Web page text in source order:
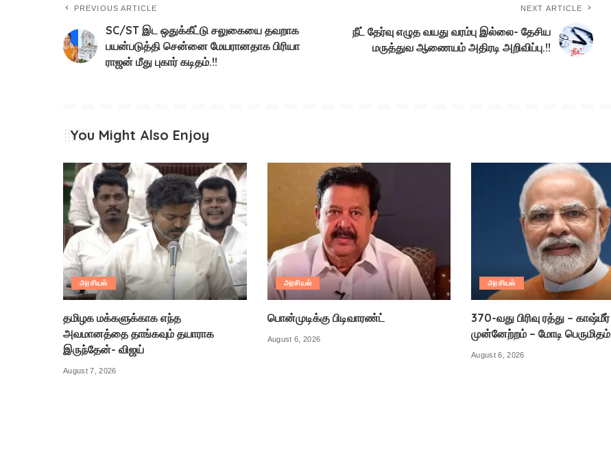
PREVIOUS ARTICLE
SC/ST இட ஒதுக்கீட்டு சலுகையை தவறாக
பயன்படுத்தி சென்னை மேயரானதாக பிரியா
ராஜன் மீது புகார் கடிதம்.!!
NEXT ARTICLE
நீட் தேர்வு எழுத வயது வரம்பு இல்லை- தேசிய
மருத்துவ ஆணையம் அதிரடி அறிவிப்பு.!!
You Might Also Enjoy
அரசியல்
தமிழக மக்களுக்காக எந்த
அவமானத்தை தாங்கவும் தயாராக
இருந்தேன்- விஜய்
August 7, 2026
அரசியல்
பொன்முடிக்கு பிடிவாரண்ட்
August 6, 2026
அரசியல்
370-வது பிரிவு ரத்து – காஷ்மீர்
முன்னேற்றம் – மோடி பெருமிதம்
August 6, 2026